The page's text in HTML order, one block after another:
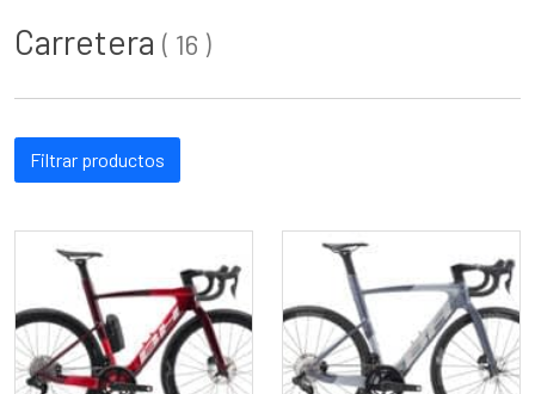
Carretera ( 16 )
Filtrar productos